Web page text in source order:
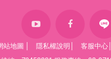
站地圖 隱私權說明 客服中心